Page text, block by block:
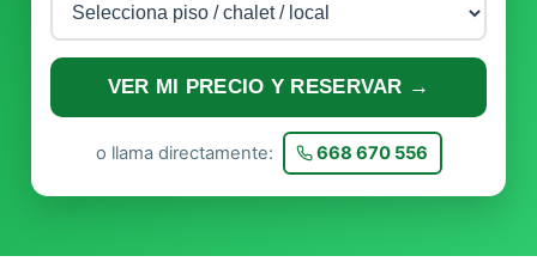
VER MI PRECIO Y RESERVAR →
o llama directamente: 668 670 556